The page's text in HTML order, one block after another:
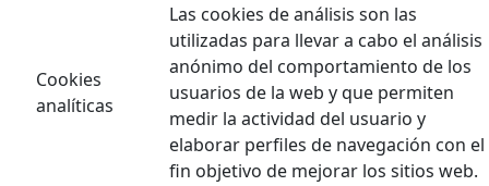
Cookies
analíticas
Las cookies de análisis son las
utilizadas para llevar a cabo el análisis
anónimo del comportamiento de los
usuarios de la web y que permiten
medir la actividad del usuario y
elaborar perfiles de navegación con el
fin objetivo de mejorar los sitios web.